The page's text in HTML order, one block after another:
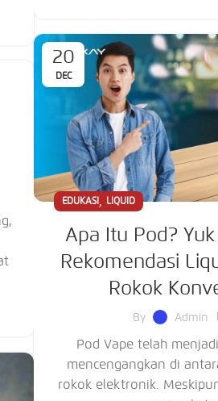
20
DEC
EDUKASI , LIQUID
Apa Itu Pod?
Rekomendasi
Rokok
By Admin
Pod Vape telah
mencengangkan di
rokok elektronik.